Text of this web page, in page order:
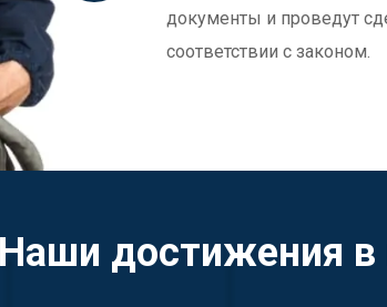
документы и проведут
соответствии с законом.
Наши достижения в